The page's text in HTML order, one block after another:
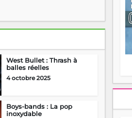
4 octobre 2025
Boys-bands : La pop
inoxydable
7 septembre 2025
Loko Gasy : Nord et Sud
15 août 2025
–